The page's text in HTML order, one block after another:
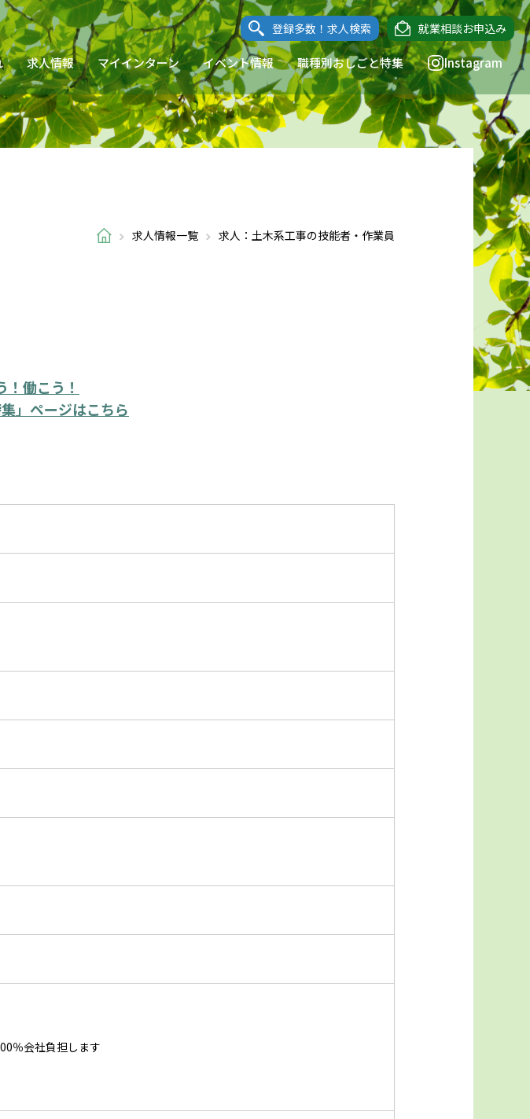
登録多数！求人検索 就業相談お申込み
求人情報 マイインターン イベント情報 職種別おしごと特集 Instagram
求人情報一覧 求人：土木系工事の技能者・作業員
！働こう！
」ページはこちら
％会社負担します